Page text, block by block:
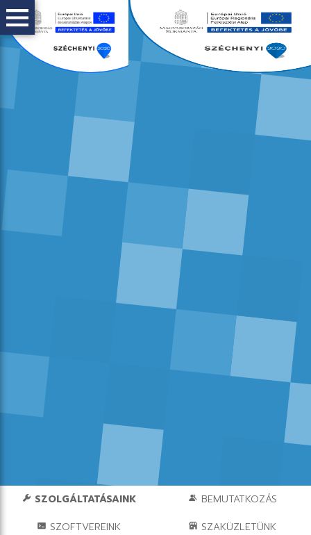
SZOLGÁLTATÁSAINK
BEMUTATKOZÁS
SZOFTVEREINK
SZAKÜZLETÜNK